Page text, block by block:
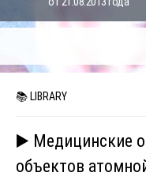
📚 LIBRARY
▶️ Медицинские
объектов